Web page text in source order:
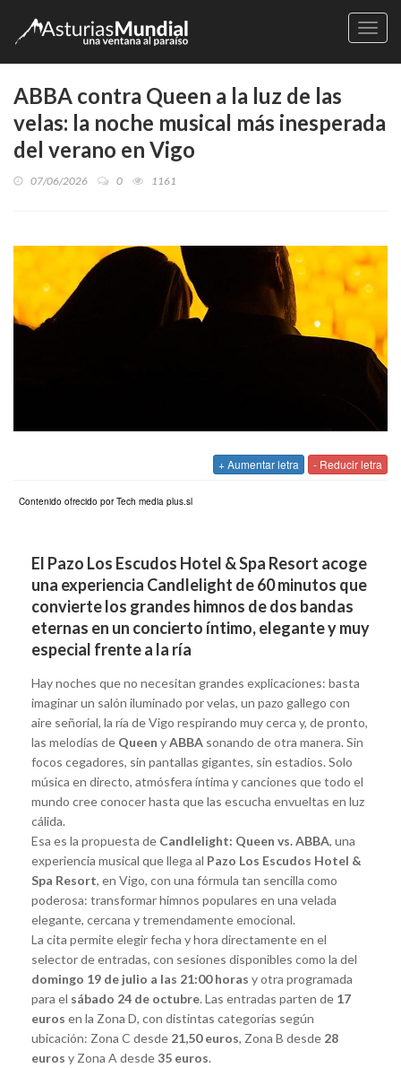
ABBA contra Queen a la luz de las
velas: la noche musical más inesperada
del verano en Vigo
07/06/2026 0 1161
+ Aumentar letra - Reducir letra
Contenido ofrecido por Tech media plus.sl
El Pazo Los Escudos Hotel & Spa Resort acoge
una experiencia Candlelight de 60 minutos que
convierte los grandes himnos de dos bandas
eternas en un concierto íntimo, elegante y muy
especial frente a la ría
Hay noches que no necesitan grandes explicaciones: basta
imaginar un salón iluminado por velas, un pazo gallego con
aire señorial, la ría de Vigo respirando muy cerca y, de pronto,
las melodías de Queen yABBA sonando de otra manera. Sin
focos cegadores, sin pantallas gigantes, sin estadios. Solo
música en directo, atmósfera íntima y canciones que todo el
mundo cree conocer hasta que las escucha envueltas en luz
cálida.
Esa es la propuesta de Candlelight: Queen vs. ABBA, una
experiencia musical que llega al Pazo Los Escudos Hotel &
Spa Resort, en Vigo, con una fórmula tan sencilla como
poderosa: transformar himnos populares en una velada
elegante, cercana y tremendamente emocional.
La cita permite elegir fecha y hora directamente en el
selector de entradas, con sesiones disponibles como la del
domingo 19 de julio a las 21:00 horas y otra programada
para el sábado 24 de octubre. Las entradas parten de 17
euros en la Zona D, con distintas categorías según
ubicación: Zona C desde 21,50 euros, Zona B desde 28
euros y Zona A desde35 euros.